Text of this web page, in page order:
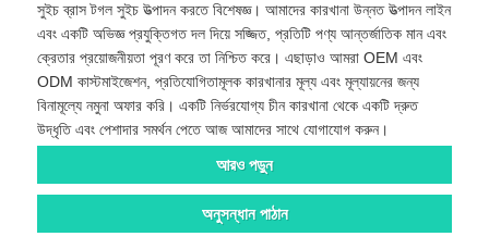
সুইচ ব্রাস টগল সুইচ উত্পাদন করতে বিশেষজ্ঞ। আমাদের কারখানা উন্নত উত্পাদন লাইন
এবং একটি অভিজ্ঞ প্রযুক্তিগত দল দিয়ে সজ্জিত, প্রতিটি পণ্য আন্তর্জাতিক মান এবং
ক্রেতার প্রয়োজনীয়তা পূরণ করে তা নিশ্চিত করে। এছাড়াও আমরা OEM এবং
ODM কাস্টমাইজেশন, প্রতিযোগিতামূলক কারখানার মূল্য এবং মূল্যায়নের জন্য
বিনামূল্যে নমুনা অফার করি। একটি নির্ভরযোগ্য চীন কারখানা থেকে একটি দ্রুত
উদ্ধৃতি এবং পেশাদার সমর্থন পেতে আজ আমাদের সাথে যোগাযোগ করুন।
আরও পড়ুন
অনুসন্ধান পাঠান